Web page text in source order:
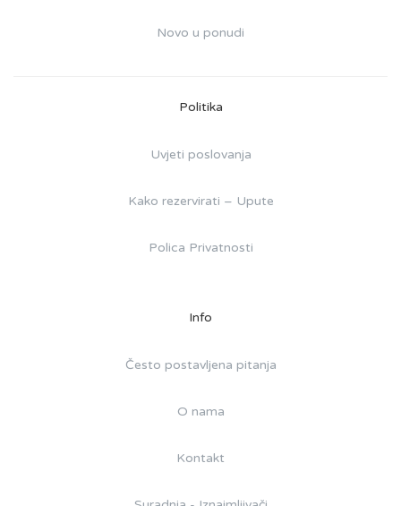
Novo u ponudi
Politika
Uvjeti poslovanja
Kako rezervirati – Upute
Polica Privatnosti
Info
Često postavljena pitanja
O nama
Kontakt